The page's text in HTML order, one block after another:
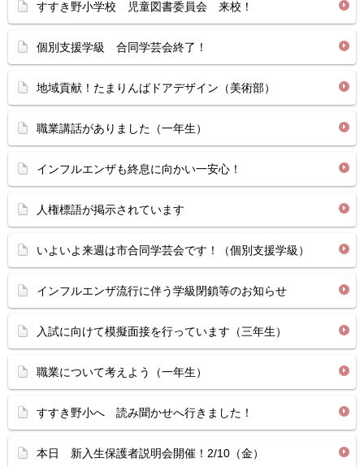
すすき野小学校 児童図書委員会 来校！
個別支援学級 合同学芸会終了！
地域貢献！たまりんばドアデザイン（美術部）
職業講話がありました（一年生）
インフルエンザも終息に向かい一安心！
人権標語が掲示されています
いよいよ来週は市合同学芸会です！（個別支援学級）
インフルエンザ流行に伴う学級閉鎖等のお知らせ
入試に向けて模擬面接を行っています（三年生）
職業について考えよう（一年生）
すすき野小へ 読み聞かせへ行きました！
本日 新入生保護者説明会開催！2/10（金）